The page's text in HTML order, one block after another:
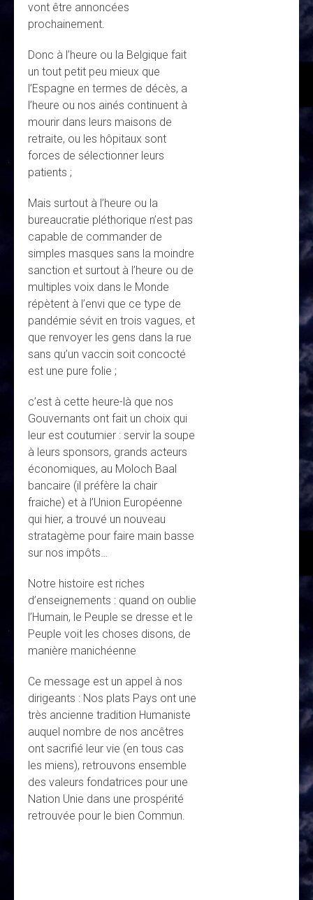
vont être annoncées
prochainement.
Donc à l’heure ou la Belgique fait
un tout petit peu mieux que
l’Espagne en termes de décès, a
l’heure ou nos ainés continuent à
mourir dans leurs maisons de
retraite, ou les hôpitaux sont
forces de sélectionner leurs
patients ;
Mais surtout à l’heure ou la
bureaucratie pléthorique n’est pas
capable de commander de
simples masques sans la moindre
sanction et surtout à l’heure ou de
multiples voix dans le Monde
répètent à l’envi que ce type de
pandémie sévit en trois vagues, et
que renvoyer les gens dans la rue
sans qu’un vaccin soit concocté
est une pure folie ;
c’est à cette heure-là que nos
Gouvernants ont fait un choix qui
leur est coutumier : servir la soupe
à leurs sponsors, grands acteurs
économiques, au Moloch Baal
bancaire (il préfère la chair
fraiche) et à l’Union Européenne
qui hier, a trouvé un nouveau
stratagème pour faire main basse
sur nos impôts…
Notre histoire est riches
d’enseignements : quand on oublie
l’Humain, le Peuple se dresse et le
Peuple voit les choses disons, de
manière manichéenne
Ce message est un appel à nos
dirigeants : Nos plats Pays ont une
très ancienne tradition Humaniste
auquel nombre de nos ancêtres
ont sacrifié leur vie (en tous cas
les miens), retrouvons ensemble
des valeurs fondatrices pour une
Nation Unie dans une prospérité
retrouvée pour le bien Commun.